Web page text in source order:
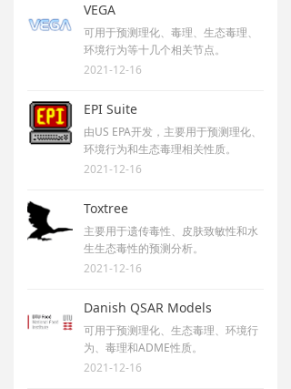
VEGA
可用于预测理化、毒理、生态毒理、
环境行为等十几个相关节点。
2021-12-16
EPI Suite
由US EPA开发，主要用于预测理化、
环境行为和生态毒理相关性质。
2021-12-16
Toxtree
主要用于遗传毒性、皮肤致敏性和水
生生态毒性的预测分析。
2021-12-16
Danish QSAR Models
可用于预测理化、生态毒理、环境行
为、毒理和ADME性质。
2021-12-16